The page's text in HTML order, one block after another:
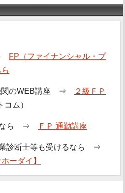
FP（ファイナンシャル・プ
関のWEB講座 ⇒
２級ＦＰ
コム）
なら ⇒ ＦＰ 通勤講座
業診断士等も受けるなら ⇒
ーダイ】